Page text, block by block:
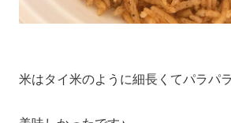
米はタイ米のように細長くてパラパ